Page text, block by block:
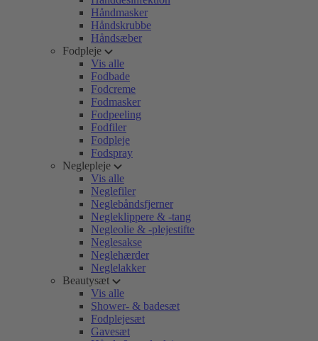
Håndmasker
Håndskrubbe
Håndsæber
Fodpleje
Vis alle
Fodbade
Fodcreme
Fodmasker
Fodpeeling
Fodfiler
Fodpleje
Fodspray
Neglepleje
Vis alle
Neglefiler
Neglebåndsfjerner
Negleklippere & -tang
Negleolie & -plejestifte
Neglesakse
Neglehærder
Neglelakker
Beautysæt
Vis alle
Shower- & badesæt
Fodplejesæt
Gavesæt